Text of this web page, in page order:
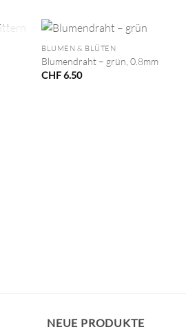
+
BLUMEN & BLÜTEN
Blumendraht – grün, 0.8mm
CHF6.50
NEUE PRODUKTE